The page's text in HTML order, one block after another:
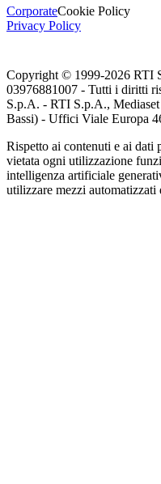
CorporateCookie Policy
Privacy Policy
Copyright © 1999-2026 RTI
03976881007 - Tutti i diritti
S.p.A. - RTI S.p.A., Mediaset
Bassi) - Uffici Viale Europa
Rispetto ai contenuti e ai dati
vietata ogni utilizzazione
intelligenza artificiale
utilizzare mezzi automatizzati